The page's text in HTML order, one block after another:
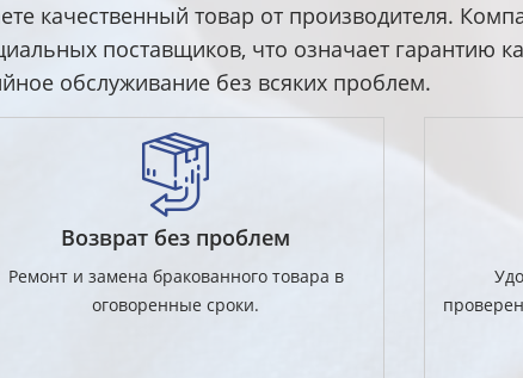
качественный товар от производителя.
поставщиков, что означает гарантию
обслуживание без всяких проблем.
Возврат без проблем
Ремонт и замена бракованного товара в
оговоренные сроки.